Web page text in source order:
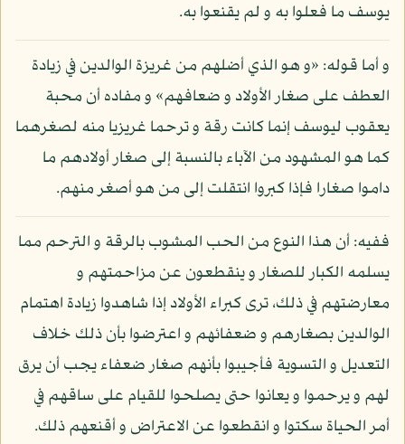
يوسف ما فعلوا به و لم يقنعوا به.
و أما قوله: «و هو الذي أضلهم من غريزة الوالدين في زيادة
العطف على صغار الأولاد و ضعافهم» و مفاده أن محبة
يعقوب ليوسف إنما كانت رقة و ترحما غريزيا منه لصغرهما
كما هو المشهود من الآباء بالنسبة إلى صغار أولادهم ما
داموا صغارا فإذا كبروا انتقلت إلى من هو أصغر منهم.
ففيه: أن هذا النوع من الحب المشوب بالرقة و الترحم مما
يسلمه الكبار للصغار و ينقطعون عن مزاحمتهم و
معارضتهم في ذلك، ترى كبراء الأولاد إذا شاهدوا زيادة اهتمام
الوالدين بصغارهم و ضعفائهم و اعترضوا بأن ذلك خلاف
التعديل و التسوية فأجيبوا بأنهم صغار ضعفاء يجب أن يرق
لهم و يرحموا و يعانوا حتى يصلحوا للقيام على ساقهم في
أمر الحياة سكتوا و انقطعوا عن الاعتراض و أقنعهم ذلك.